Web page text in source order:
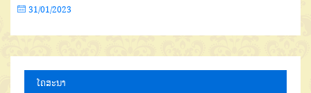
31/01/2023
ໂຄສະນາ